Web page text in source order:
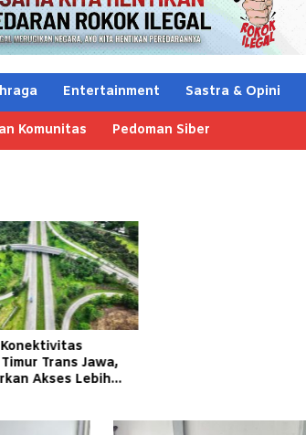
Entertainment Sastra & Opini
Komunitas Pedoman Siber
Trans Jawa,
Akses Lebih